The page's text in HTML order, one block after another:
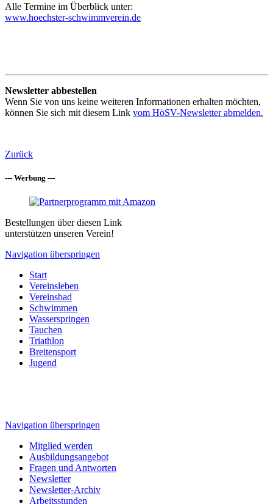
Alle Termine im Überblick unter:
www.hoechster-schwimmverein.de
Newsletter abbestellen
Wenn Sie von uns keine weiteren Informationen erhalten möchten,
können Sie sich mit diesem Link vom HöSV-Newsletter abmelden.
Zurück
--- Werbung ---
Bestellungen über diesen Link
unterstützen unseren Verein!
Navigation überspringen
Start
Vereinsleben
Vereinsbad
Schwimmen
Wasserspringen
Tauchen
Triathlon
Breitensport
Jugend
Navigation überspringen
Mitglied werden
Ausbildungsangebot
Fragen und Antworten
Newsletter
Newsletter-Archiv
Arbeitsstunden